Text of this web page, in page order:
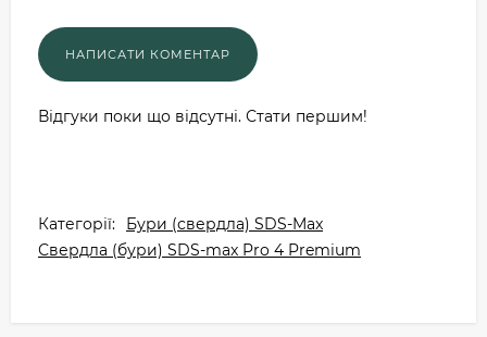
Відгуки поки що відсутні. Стати першим!
Категорії:
Бури (свердла) SDS-Max
Свердла (бури) SDS-max Pro 4 Premium